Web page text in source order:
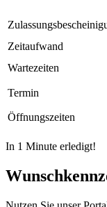
Zeitaufwand
Wartezeiten
Termin
Öffnungszeiten
In 1 Minute erledigt!